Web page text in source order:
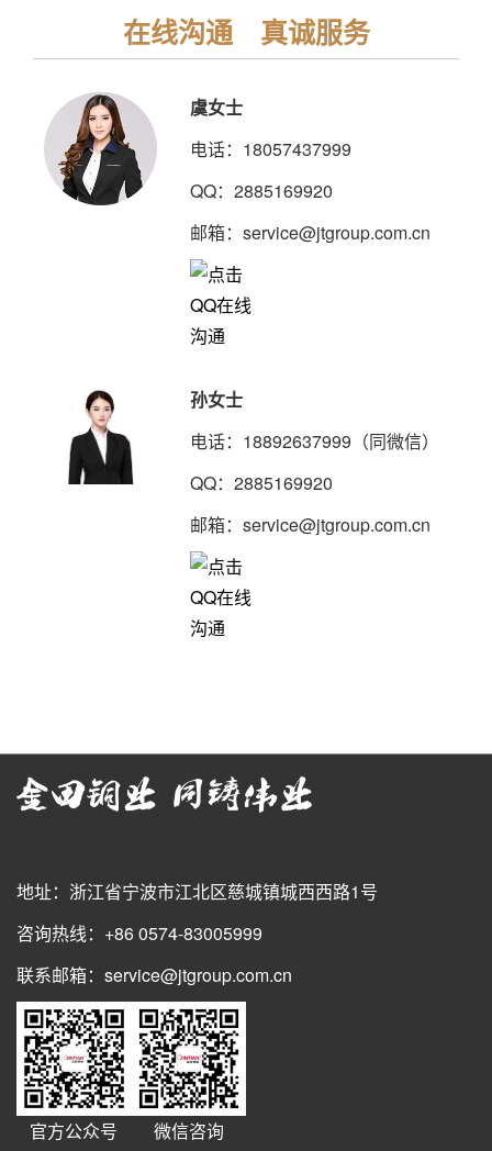
在线沟通 真诚服务
虞女士
电话：18057437999
QQ：2885169920
邮箱：service@jtgroup.com.cn
孙女士
电话：18892637999（同微信）
QQ：2885169920
邮箱：service@jtgroup.com.cn
地址：浙江省宁波市江北区慈城镇城西西路1号
咨询热线：+86 0574-83005999
联系邮箱：service@jtgroup.com.cn
官方公众号 微信咨询